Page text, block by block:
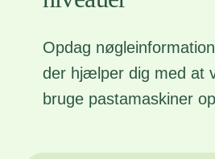
Opdag
der hjælper dig med at
bruge pastamaskiner